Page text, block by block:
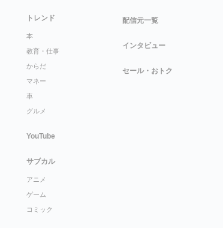
トレンド
本
教育・仕事
からだ
マネー
車
グルメ
YouTube
サブカル
アニメ
ゲーム
コミック
配信元一覧
インタビュー
セール・おトク